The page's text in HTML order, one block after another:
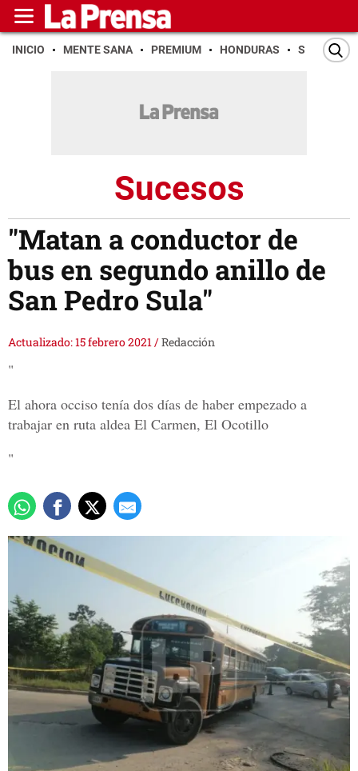
INICIO MENTE SANA PREMIUM HONDURAS SAN PEDRO
Sucesos
"Matan a conductor de
bus en segundo anillo de
San Pedro Sula"
Actualizado: 15 febrero 2021/Redacción
"
El ahora occiso tenía dos días de haber empezado a
trabajar en ruta aldea El Carmen, El Ocotillo
"